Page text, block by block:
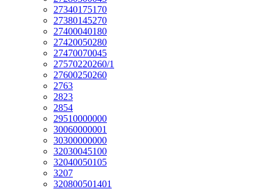
27340175170
27380145270
27400040180
27420050280
27470070045
27570220260/1
27600250260
2763
2823
2854
29510000000
30060000001
30300000000
32030045100
32040050105
3207
320800501401